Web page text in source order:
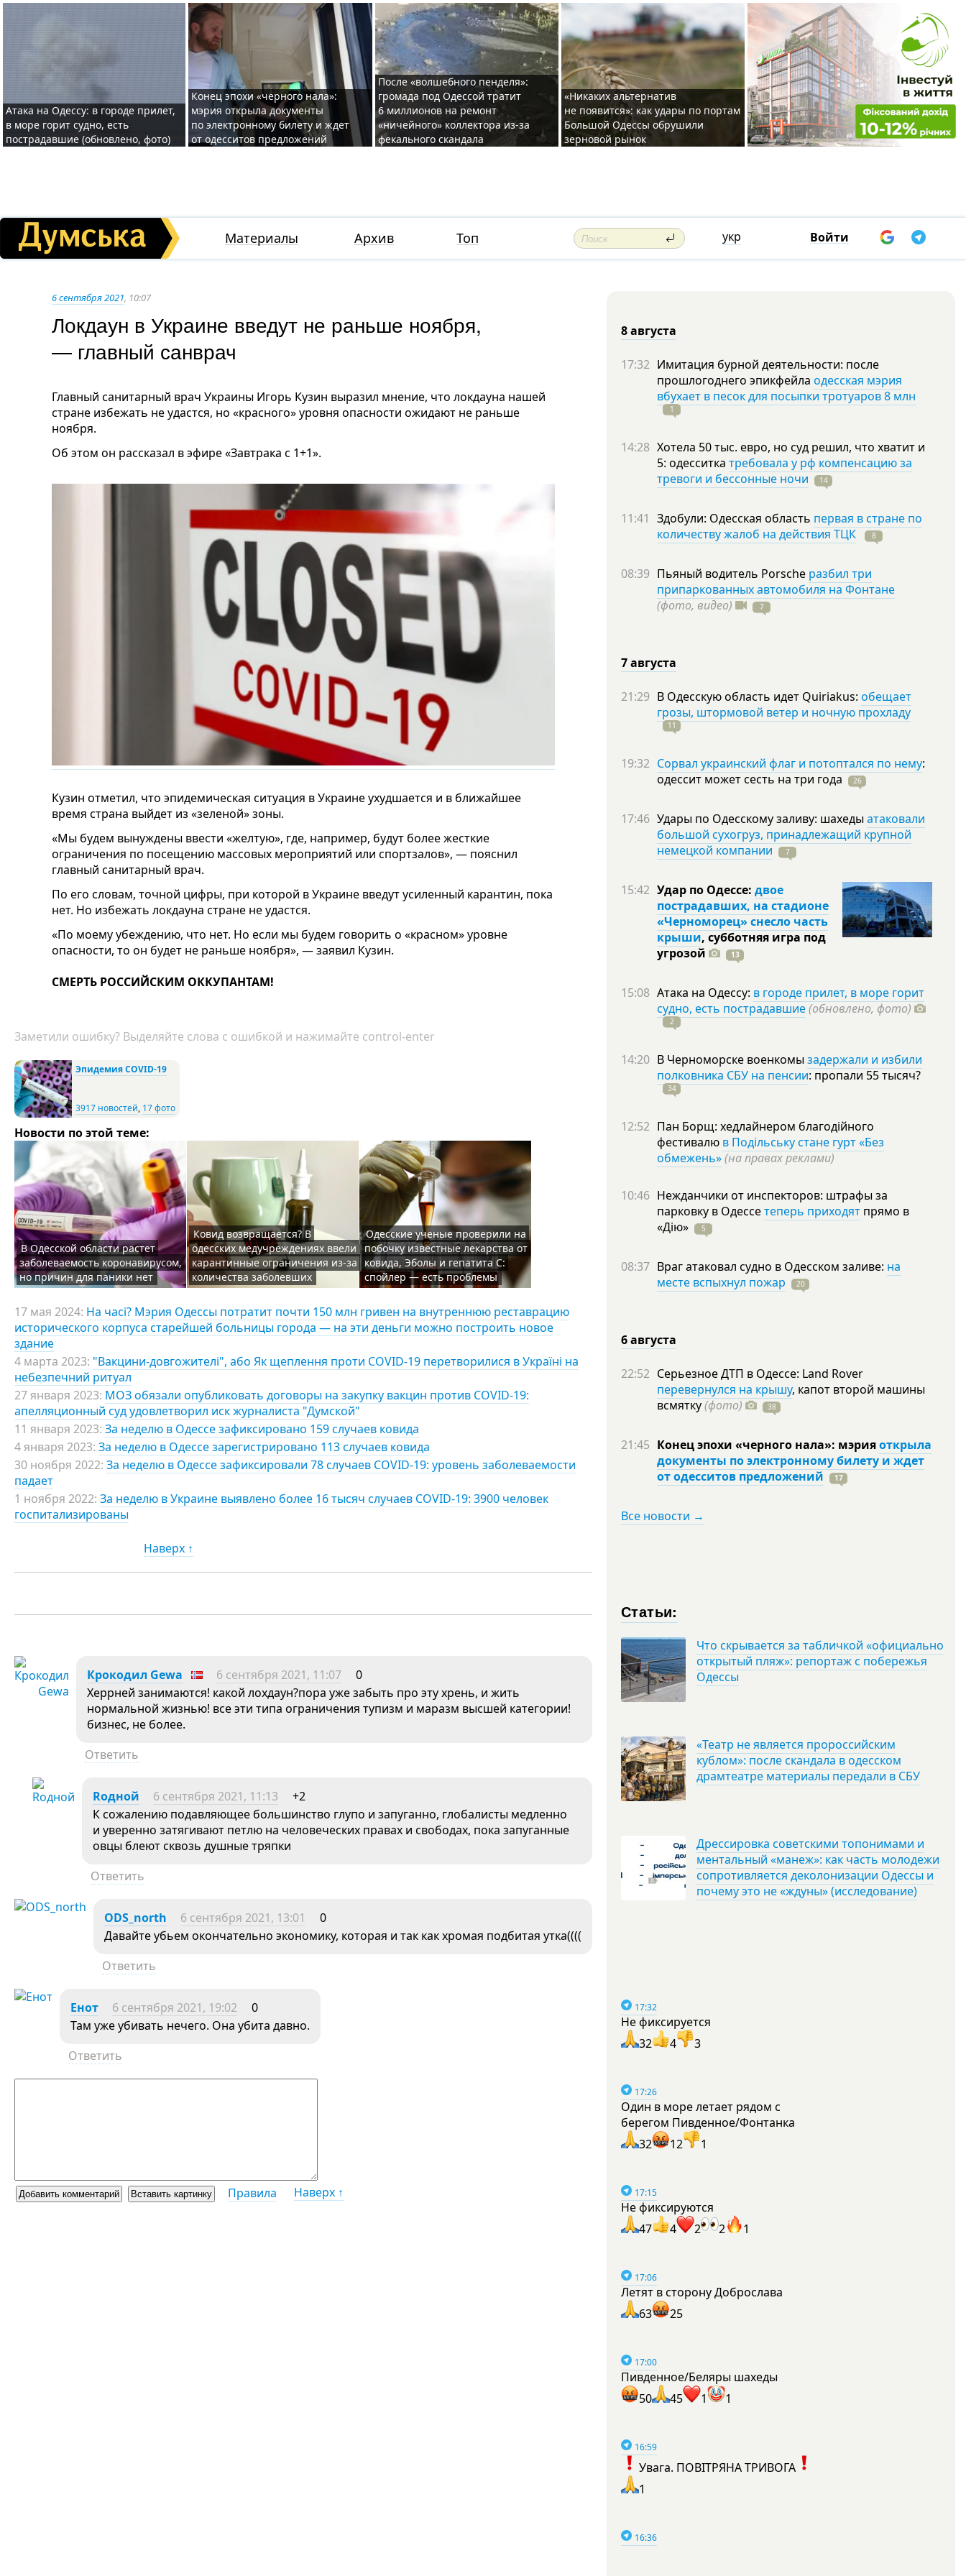
Атака на Одессу: в городе прилет,
в море горит судно, есть
пострадавшие (обновлено, фото)
Конец эпохи «черного нала»:
мэрия открыла документы
по электронному билету и ждет
от одесситов предложений
После «волшебного пенделя»:
громада под Одессой тратит
6 миллионов на ремонт
«ничейного» коллектора из-за
фекального скандала
«Никаких альтернатив
не появится»: как удары по портам
Большой Одессы обрушили
зерновой рынок
Материалы Архив Топ укр Войти
6 сентября 2021, 10:07
Локдаун в Украине введут не раньше ноября,
— главный санврач
Главный санитарный врач Украины Игорь Кузин выразил мнение, что локдауна нашей
стране избежать не удастся, но «красного» уровня опасности ожидают не раньше
ноября.
Об этом он рассказал в эфире «Завтрака с 1+1».
Кузин отметил, что эпидемическая ситуация в Украине ухудшается и в ближайшее
время страна выйдет из «зеленой» зоны.
«Мы будем вынуждены ввести «желтую», где, например, будут более жесткие
ограничения по посещению массовых мероприятий или спортзалов», — пояснил
главный санитарный врач.
По его словам, точной цифры, при которой в Украине введут усиленный карантин, пока
нет. Но избежать локдауна стране не удастся.
«По моему убеждению, что нет. Но если мы будем говорить о «красном» уровне
опасности, то он будет не раньше ноября», — заявил Кузин.
СМЕРТЬ РОССИЙСКИМ ОККУПАНТАМ!
Заметили ошибку? Выделяйте слова с ошибкой и нажимайте control-enter
Эпидемия COVID-19
3917 новостей, 17 фото
Новости по этой теме:
В Одесской области растет
заболеваемость коронавирусом,
но причин для паники нет
Ковид возвращается? В
одесских медучреждениях ввели
карантинные ограничения из-за
количества заболевших
Одесские ученые проверили на
побочку известные лекарства от
ковида, Эболы и гепатита С:
спойлер — есть проблемы
17 мая 2024: На часі? Мэрия Одессы потратит почти 150 млн гривен на внутреннюю реставрацию
исторического корпуса старейшей больницы города — на эти деньги можно построить новое
здание
4 марта 2023: "Вакцини-довгожителі", або Як щеплення проти COVID-19 перетворилися в Україні на
небезпечний ритуал
27 января 2023: МОЗ обязали опубликовать договоры на закупку вакцин против COVID-19:
апелляционный суд удовлетворил иск журналиста "Думской"
11 января 2023: За неделю в Одессе зафиксировано 159 случаев ковида
4 января 2023: За неделю в Одессе зарегистрировано 113 случаев ковида
30 ноября 2022: За неделю в Одессе зафиксировали 78 случаев COVID-19: уровень заболеваемости
падает
1 ноября 2022: За неделю в Украине выявлено более 16 тысяч случаев COVID-19: 3900 человек
госпитализированы
Наверх ↑
Крокодил Gewa 6 сентября 2021, 11:07
0
Херрней занимаются! какой лохдаун?пора уже забыть про эту хрень, и жить
нормальной жизнью! все эти типа ограничения тупизм и маразм высшей категории!
бизнес, не более.
Ответить
Roдной 6 сентября 2021, 11:13
+2
К сожалению подавляющее большинство глупо и запуганно, глобалисты медленно
и уверенно затягивают петлю на человеческих правах и свободах, пока запуганные
овцы блеют сквозь душные тряпки
Ответить
ODS_north 6 сентября 2021, 13:01
0
Давайте убьем окончательно экономику, которая и так как хромая подбитая утка((((
Ответить
Енот 6 сентября 2021, 19:02
0
Там уже убивать нечего. Она убита давно.
Ответить
Правила Наверх ↑
8 августа
17:32 Имитация бурной деятельности: после
прошлогоднего эпикфейла одесская мэрия
вбухает в песок для посыпки тротуаров 8 млн
1
14:28 Хотела 50 тыс. евро, но суд решил, что хватит и
5: одесситка требовала у рф компенсацию за
тревоги и бессонные ночи
14
11:41 Здобули: Одесская область первая в стране по
количеству жалоб на действия ТЦК
8
08:39 Пьяный водитель Porsche разбил три
припаркованных автомобиля на Фонтане
(фото, видео)
7
7 августа
21:29 В Одесскую область идет Quiriakus: обещает
грозы, штормовой ветер и ночную прохладу
11
19:32 Сорвал украинский флаг и потоптался по нему:
одессит может сесть на три года 26
17:46 Удары по Одесскому заливу: шахеды атаковали
большой сухогруз, принадлежащий крупной
немецкой компании
7
15:42 Удар по Одессе: двое
пострадавших, на стадионе
«Черноморец» снесло часть
крыши, субботняя игра под
угрозой
13
15:08 Атака на Одессу: в городе прилет, в море горит
судно, есть пострадавшие(обновлено, фото)
2
14:20 В Черноморске военкомы задержали и избили
полковника СБУ на пенсии: пропали 55тысяч?
34
12:52 Пан Борщ: хедлайнером благодійного
фестивалю в Подільську стане гурт «Без
обмежень»(на правах реклами)
10:46 Нежданчики от инспекторов: штрафы за
парковку в Одессетеперь приходят прямо в
«Дію»
5
08:37 Враг атаковал судно в Одесском заливе: на
месте вспыхнул пожар
20
6 августа
22:52 Серьезное ДТП в Одессе: Land Rover
перевернулся на крышу, капот второй машины
всмятку(фото) 38
21:45 Конец эпохи «черного нала»: мэрияоткрыла
документы по электронному билету и ждет
от одесситов предложений
17
Все новости →
Статьи:
Что скрывается за табличкой «официально
открытый пляж»: репортаж с побережья
Одессы
«Театр не является пророссийским
кублом»: после скандала в одесском
драмтеатре материалы передали в СБУ
Дрессировка советскими топонимами и
ментальный «манеж»: как часть молодежи
сопротивляется деколонизации Одессы и
почему это не «ждуны» (исследование)
17:32
Не фиксируется
32
4 3
17:26
Один в море летает рядом с
берегом Пивденное/Фонтанка
32
12 1
17:15
Не фиксируются
47
4 2 2 1
17:06
Летят в сторону Доброслава
63
25
17:00
Пивденное/Беляры шахеды
50
45 1 1
16:59
Увага. ПОВІТРЯНА ТРИВОГА
1
16:36